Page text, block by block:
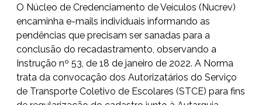
O Núcleo de Credenciamento de Veículos (Nucrev)
encaminha e-mails individuais informando as
pendências que precisam ser sanadas para a
conclusão do recadastramento, observando a
Instrução nº 53, de 18 de janeiro de 2022. A Norma
trata da convocação dos Autorizatários do Serviço
de Transporte Coletivo de Escolares (STCE) para fins